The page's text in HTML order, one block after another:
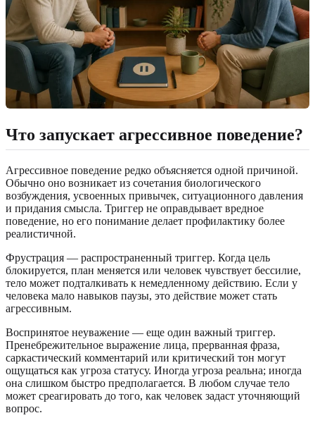
Что запускает агрессивное поведение?
Агрессивное поведение редко объясняется одной причиной.
Обычно оно возникает из сочетания биологического
возбуждения, усвоенных привычек, ситуационного давления
и придания смысла. Триггер не оправдывает вредное
поведение, но его понимание делает профилактику более
реалистичной.
Фрустрация — распространенный триггер. Когда цель
блокируется, план меняется или человек чувствует бессилие,
тело может подталкивать к немедленному действию. Если у
человека мало навыков паузы, это действие может стать
агрессивным.
Воспринятое неуважение — еще один важный триггер.
Пренебрежительное выражение лица, прерванная фраза,
саркастический комментарий или критический тон могут
ощущаться как угроза статусу. Иногда угроза реальна; иногда
она слишком быстро предполагается. В любом случае тело
может среагировать до того, как человек задаст уточняющий
вопрос.